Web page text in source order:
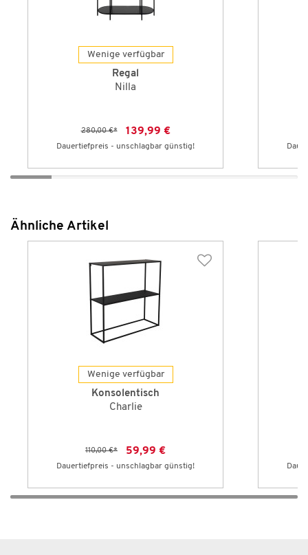
Wenige verfügbar
Regal
Nilla
280,00 €* 139,99 €
Dauertiefpreis - unschlagbar günstig!
Ähnliche Artikel
Wenige verfügbar
Konsolentisch
Charlie
110,00 €* 59,99 €
Dauertiefpreis - unschlagbar günstig!